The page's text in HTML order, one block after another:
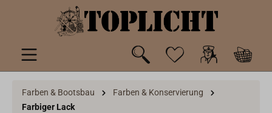
springen
Farben & Bootsbau
Farben & Konservierung
Farbiger Lack